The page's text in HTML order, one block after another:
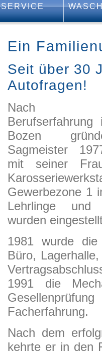
Ein
Seit über 30
Autofragen!
Nach
Bozen
Sagmeister
mit seiner
Gewerbezone 1
Lehrlinge
wurden
1981 wurde
Büro,
1991 die
Facherfahrung.
Nach dem
kehrte er in den
SERVICE